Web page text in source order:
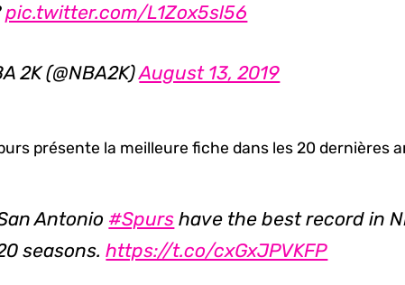
pic.twitter.com/L1Zox5sl56
2K (@NBA2K)August 13, 2019
présente la meilleure fiche dans les 20 dernières
Antonio #Spurs have the best record in
seasons.https://t.co/cxGxJPVKFP